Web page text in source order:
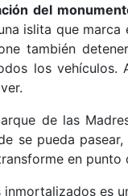
del
islita que marca
también
los vehículos.
ver.
de las
se pueda
en punto
es